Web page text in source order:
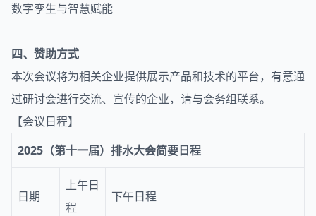
数字孪生与智慧赋能
四、赞助方式
本次会议将为相关企业提供展示产品和技术的平台，有意通
过研讨会进行交流、宣传的企业，请与会务组联系。
【会议日程】
2025（第十一届） 排水大会简要日程
日期
上午日
程
下午日程